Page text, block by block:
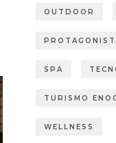
OUTDOOR
PROTAGONISTI
SPA
TURISMO
WELLNESS